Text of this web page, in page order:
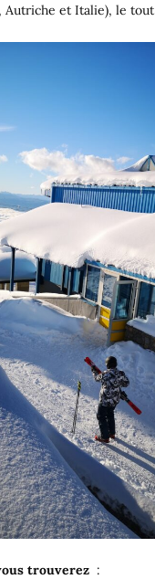
Autriche et Italie), le
trouverez :